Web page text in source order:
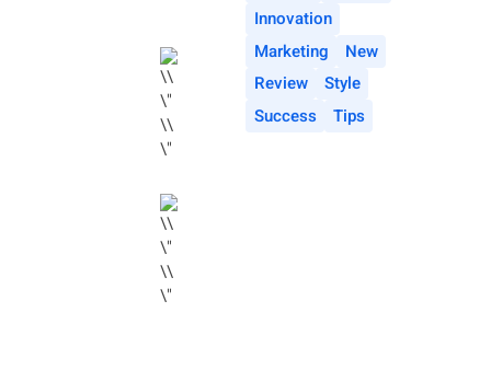
Innovation
Marketing
New
Review
Style
Success
Tips